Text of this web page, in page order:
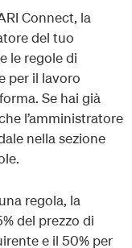
Connect, la
del tuo
le regole di
per il lavoro
Se hai già
l’amministratore
nella sezione
regola, la
del prezzo di
e il 50% per